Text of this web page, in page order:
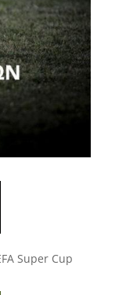
Super Cup